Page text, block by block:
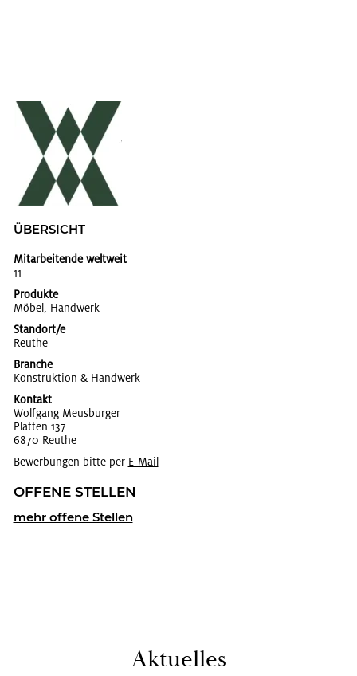
ÜBER­SICHT
Mitarbeitende weltweit
11
Produkte
Möbel, Hand­werk
Standort/e
Reu­the
Branche
Kon­struk­ti­on & Hand­werk
Kontakt
Wolf­gang Meus­bur­ger
Plat­ten 137
6870 Reu­the
Bewerbungen bitte per E-Mail
OF­FE­NE STEL­LEN
mehr of­fe­ne Stel­len
Ak­tu­el­les